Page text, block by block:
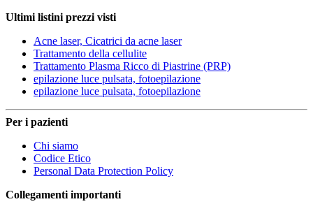
Ultimi listini prezzi visti
Acne laser, Cicatrici da acne laser
Trattamento della cellulite
Trattamento Plasma Ricco di Piastrine (PRP)
epilazione luce pulsata, fotoepilazione
epilazione luce pulsata, fotoepilazione
Per i pazienti
Chi siamo
Codice Etico
Personal Data Protection Policy
Collegamenti importanti